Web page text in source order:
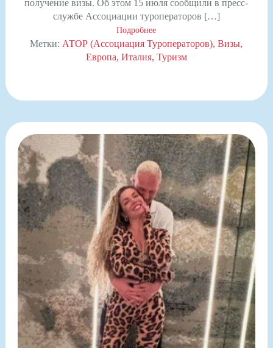
получение визы. Об этом 15 июля сообщили в пресс-
службе Ассоциации туроператоров […]
Подробнее
Метки: АТОР (Ассоциация Туроператоров) Визы
Европа Италия Туризм